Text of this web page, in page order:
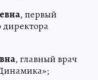
, первый
директора
, главный врач